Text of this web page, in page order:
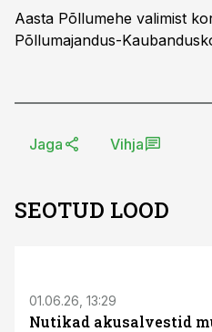
Aasta Põllumehe valimist
Põllumajandus-
Jaga Vihja
SEOTUD LOOD
01.06.26, 13:29
Nutikad akusalvestid